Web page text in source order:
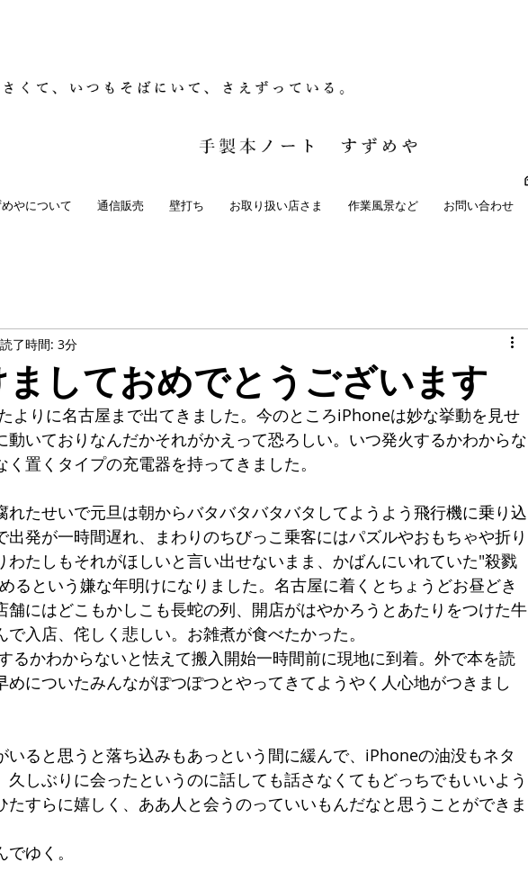
やについて 通信販売 壁打ち お取り扱い店さま 作業風景など お問い合わせ
しておめでとうございます
読了時間: 3分
よりに名古屋まで出てきました。今のところiPhoneは妙な挙動を見せ
動いておりなんだかそれがかえって恐ろしい。いつ発火するかわからな
置くタイプの充電器を持ってきました。
れたせいで元旦は朝からバタバタバタバタしてようよう飛行機に乗り込
出発が一時間遅れ、まわりのちびっこ乗客にはパズルやおもちゃや折り
わたしもそれがほしいと言い出せないまま、かばんにいれていた"殺戮
るという嫌な年明けになりました。名古屋に着くとちょうどお昼どき
舗にはどこもかしこも長蛇の列、開店がはやかろうとあたりをつけた牛
入店、侘しく悲しい。お雑煮が食べたかった。
るかわからないと怯えて搬入開始一時間前に現地に到着。外で本を読
めについたみんながぽつぽつとやってきてようやく人心地がつきまし
いると思うと落ち込みもあっという間に緩んで、iPhoneの油没もネタ
久しぶりに会ったというのに話しても話さなくてもどっちでもいいよう
たすらに嬉しく、ああ人と会うのっていいもんだなと思うことができま
ゆく。